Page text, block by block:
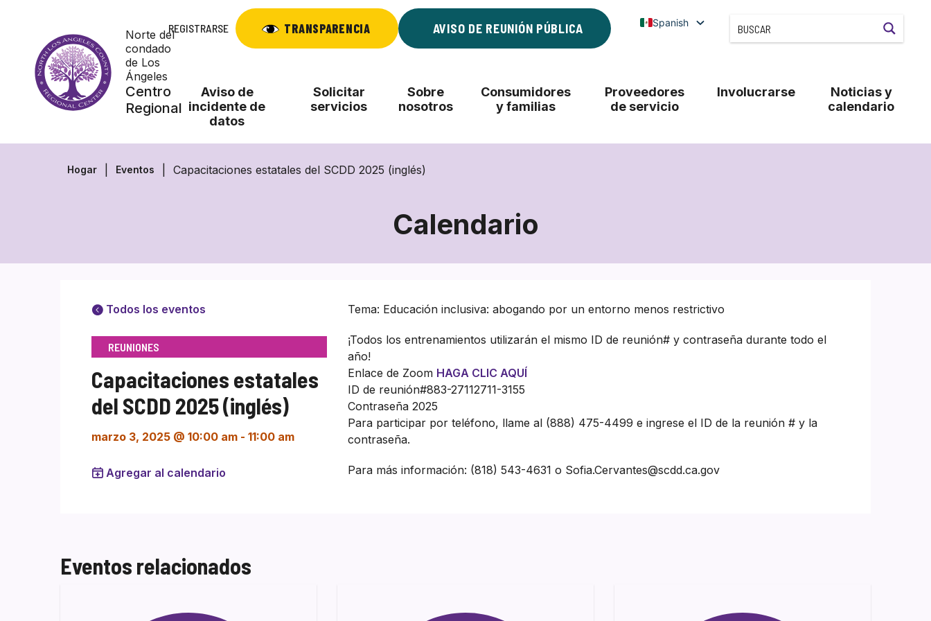
contenido
Norte del
condado
de Los
Ángeles
Centro
Regional
REGISTRARSE TRANSPARENCIA AVISO DE REUNIÓN PÚBLICA Spanish
Aviso de
incidente de
datos
Solicitar
servicios
Sobre
nosotros
Consumidores
y familias
Proveedores
de servicio
Involucrarse
Noticias y
calendario
Hogar Eventos Capacitaciones estatales del SCDD 2025 (inglés)
Calendario
Todos los eventos
REUNIONES
Capacitaciones estatales
del SCDD 2025 (inglés)
marzo 3, 2025 @ 10:00 am - 11:00 am
Agregar al calendario
Tema: Educación inclusiva: abogando por un entorno menos restrictivo
¡Todos los entrenamientos utilizarán el mismo ID de reunión# y contraseña durante todo el
año!
Enlace de Zoom HAGA CLIC AQUÍ
ID de reunión#883-27112711-3155
Contraseña 2025
Para participar por teléfono, llame al (888) 475-4499 e ingrese el ID de la reunión # y la
contraseña.
Para más información: (818) 543-4631 o Sofia.Cervantes@scdd.ca.gov
Eventos relacionados